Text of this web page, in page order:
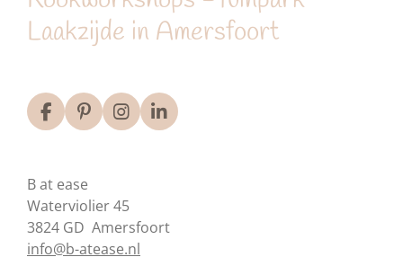
Laakzijde in Amersfoort
F
a
b
o
o
k
P
i
e
r
e
s
t
I
n
g
r
a
m
L
i
I
n
B at ease
Waterviolier 45
3824 GD Amersfoort
info@b-atease.nl